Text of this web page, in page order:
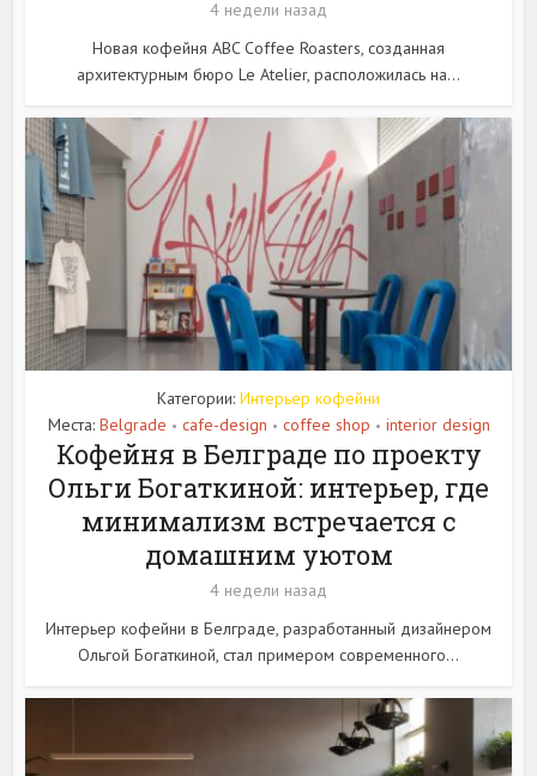
4 недели назад
Новая кофейня ABC Coffee Roasters, созданная
архитектурным бюро Le Atelier, расположилась на...
Категории: Интерьер кофейни
Места: Belgrade • cafe-design • coffee shop • interior design
Кофейня в Белграде по проекту
Ольги Богаткиной: интерьер, где
минимализм встречается с
домашним уютом
4 недели назад
Интерьер кофейни в Белграде, разработанный дизайнером
Ольгой Богаткиной, стал примером современного...